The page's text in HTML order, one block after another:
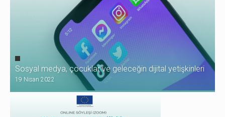
Sosyal medya, çocuklar ve geleceğin dijital yetişkinleri
19 Nisan 2022